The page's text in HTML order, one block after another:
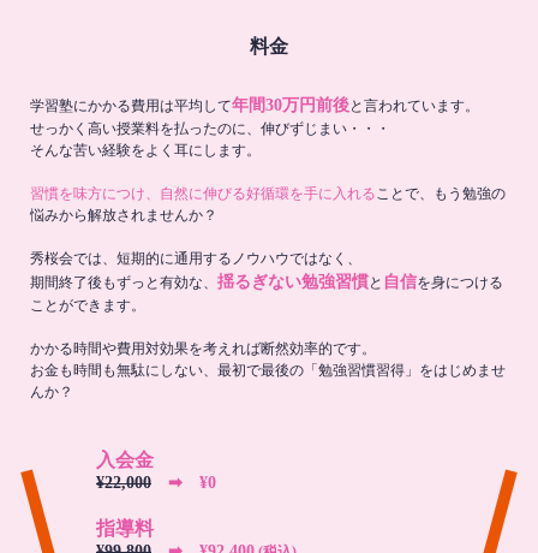
料金
学習塾にかかる費用は平均して年間30万円前後と言われています。
せっかく高い授業料を払ったのに、伸びずじまい・・・
そんな苦い経験をよく耳にします。
習慣を味方につけ、自然に伸びる好循環を手に入れる ことで、もう勉強の
悩みから解放されませんか？
秀桜会では、短期的に通用するノウハウではなく、
期間終了後もずっと有効な、 揺るぎない勉強習慣と 自信を身につける
ことができます。
かかる時間や費用対効果を考えれば断然効率的です。
お金も時間も無駄にしない、最初で最後の「勉強習慣習得」をはじめませ
んか？
入会金
¥22,000 ➡︎ ¥0
指導料